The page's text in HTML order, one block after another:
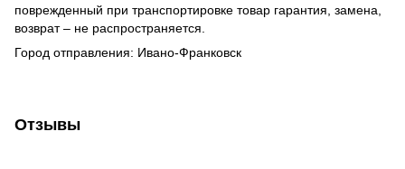
поврежденный при транспортировке товар гарантия, замена,
возврат – не распространяется.
Город отправления: Ивано-Франковск
Отзывы